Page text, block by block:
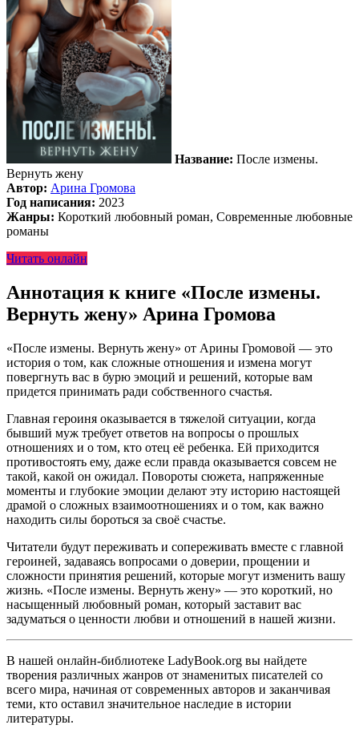
Название: После измены.
Вернуть жену
Автор: Арина Громова
Год написания: 2023
Жанры: Короткий любовный роман, Современные любовные
романы
Читать онлайн
Аннотация к книге «После измены.
Вернуть жену» Арина Громова
«После измены. Вернуть жену» от Арины Громовой — это
история о том, как сложные отношения и измена могут
повергнуть вас в бурю эмоций и решений, которые вам
придется принимать ради собственного счастья.
Главная героиня оказывается в тяжелой ситуации, когда
бывший муж требует ответов на вопросы о прошлых
отношениях и о том, кто отец её ребенка. Ей приходится
противостоять ему, даже если правда оказывается совсем не
такой, какой он ожидал. Повороты сюжета, напряженные
моменты и глубокие эмоции делают эту историю настоящей
драмой о сложных взаимоотношениях и о том, как важно
находить силы бороться за своё счастье.
Читатели будут переживать и сопереживать вместе с главной
героиней, задаваясь вопросами о доверии, прощении и
сложности принятия решений, которые могут изменить вашу
жизнь. «После измены. Вернуть жену» — это короткий, но
насыщенный любовный роман, который заставит вас
задуматься о ценности любви и отношений в нашей жизни.
В нашей онлайн-библиотеке LadyBook.org вы найдете
творения различных жанров от знаменитых писателей со
всего мира, начиная от современных авторов и заканчивая
теми, кто оставил значительное наследие в истории
литературы.